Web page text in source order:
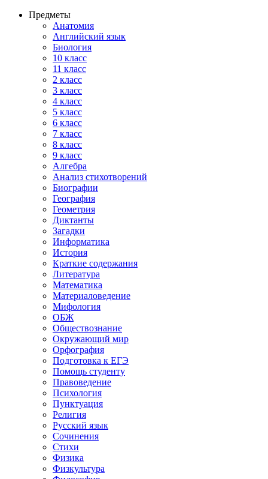
Предметы
Анатомия
Английский язык
Биология
10 класс
11 класс
2 класс
3 класс
4 класс
5 класс
6 класс
7 класс
8 класс
9 класс
Алгебра
Анализ стихотворений
Биографии
География
Геометрия
Диктанты
Загадки
Информатика
История
Краткие содержания
Литература
Математика
Материаловедение
Мифология
ОБЖ
Обществознание
Окружающий мир
Орфография
Подготовка к ЕГЭ
Помощь студенту
Правоведение
Психология
Пунктуация
Религия
Русский язык
Сочинения
Стихи
Физика
Физкультура